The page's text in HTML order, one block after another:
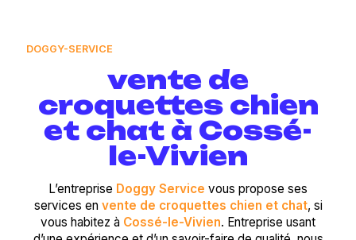
DOGGY-SERVICE
vente de
croquettes chien
et chat à Cossé-
le-Vivien
L’entreprise Doggy Service vous propose ses
services en vente de croquettes chien et chat, si
vous habitez à Cossé-le-Vivien. Entreprise usant